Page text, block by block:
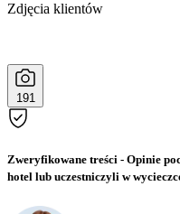
Zdjęcia klientów
191
Zweryfikowane treści - Opinie
hotel lub uczestniczyli w